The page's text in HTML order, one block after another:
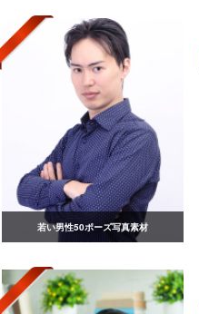
若い男性50ポーズ写真素材